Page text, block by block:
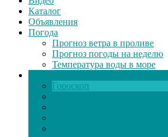
Каталог
Объявления
Погода
Прогноз ветра в проливе
Прогноз погоды на неделю
Температура воды в море
Гороскоп